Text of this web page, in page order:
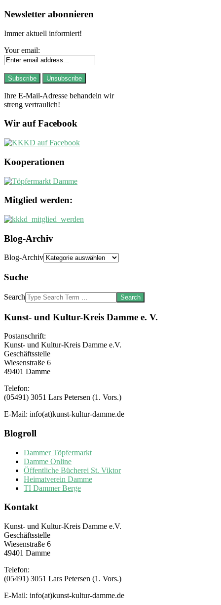
Newsletter abonnieren
Immer aktuell informiert!
Your email:
Ihre E-Mail-Adresse behandeln wir
streng vertraulich!
Wir auf Facebook
Kooperationen
Mitglied werden:
Blog-Archiv
Blog-Archiv
Suche
Search
Kunst- und Kultur-Kreis Damme e. V.
Postanschrift:
Kunst- und Kultur-Kreis Damme e.V.
Geschäftsstelle
Wiesenstraße 6
49401 Damme
Telefon:
(05491) 3051 Lars Petersen (1. Vors.)
E-Mail: info(at)kunst-kultur-damme.de
Blogroll
Dammer Töpfermarkt
Damme Online
Öffentliche Bücherei St. Viktor
Heimatverein Damme
TI Dammer Berge
Kontakt
Kunst- und Kultur-Kreis Damme e.V.
Geschäftsstelle
Wiesenstraße 6
49401 Damme
Telefon:
(05491) 3051 Lars Petersen (1. Vors.)
E-Mail: info(at)kunst-kultur-damme.de